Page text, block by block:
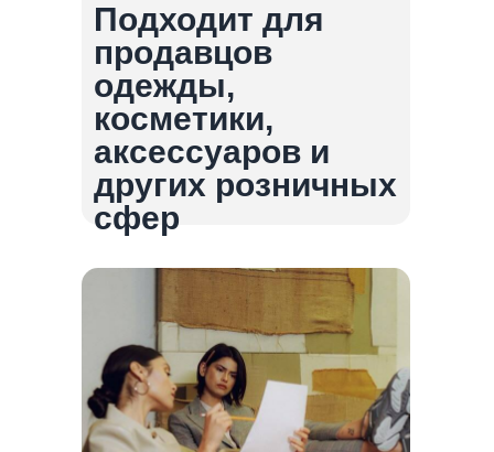
Подходит для
продавцов
одежды,
косметики,
аксессуаров и
других розничных
сфер